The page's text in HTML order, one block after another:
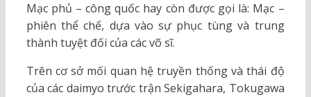
Mạc phủ – công quốc hay còn được gọi là: Mạc –
phiên thể chế, dựa vào sự phục tùng và trung
thành tuyệt đối của các võ sĩ.
Trên cơ sở mối quan hệ truyền thống và thái độ
của các daimyo trước trận Sekigahara, Tokugawa